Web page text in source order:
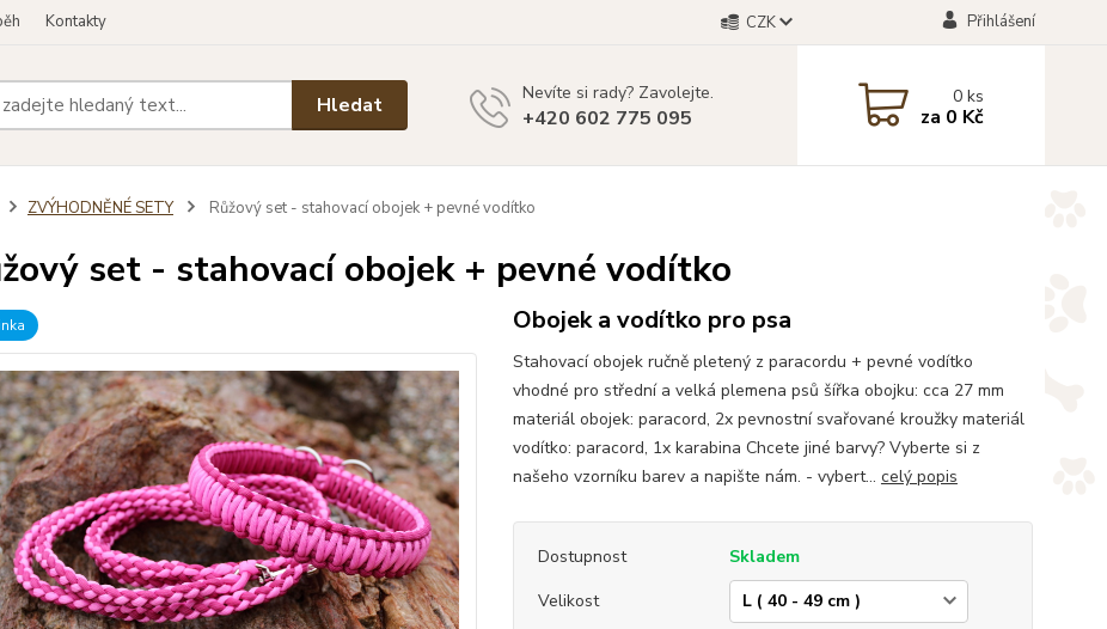
Kontakty CZK Přihlášení
Hledat Nevíte si rady? Zavolejte.
+420 602 775 095
0ks
za 0 Kč
ZVÝHODNĚNÉ SETY Růžový set - stahovací obojek + pevné vodítko
set - stahovací obojek + pevné vodítko
Obojek a vodítko pro psa
Stahovací obojek ručně pletený z paracordu + pevné vodítko
vhodné pro střední a velká plemena psů šířka obojku: cca 27 mm
materiál obojek: paracord, 2x pevnostní svařované kroužky materiál
vodítko: paracord, 1x karabina Chcete jiné barvy? Vyberte si z
našeho vzorníku barev a napište nám. - vybert... celý popis
Dostupnost
Skladem
Velikost